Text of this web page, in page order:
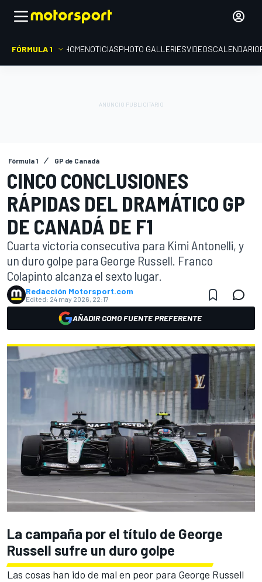
FÓRMULA 1 HOMENOTICIASPHOTO GALLERIESVIDEOSCALENDARIO
Fórmula 1 GP de Canadá
CINCO CONCLUSIONES
RÁPIDAS DEL DRAMÁTICO GP
DE CANADÁ DE F1
Cuarta victoria consecutiva para Kimi Antonelli, y
un duro golpe para George Russell. Franco
Colapinto alcanza el sexto lugar.
Redacción Motorsport.com
Edited: 24 may 2026, 22:17
AÑADIR COMO FUENTE PREFERENTE
La campaña por el título de George
Russell sufre un duro golpe
Las cosas han ido de mal en peor para George Russell